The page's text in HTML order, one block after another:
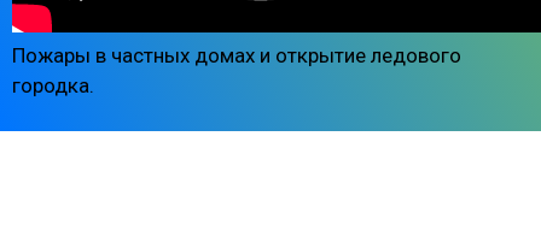
Пожары в частных домах и открытие ледового
городка.